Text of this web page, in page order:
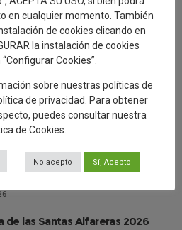
en la segunda ruta
“El Viaje del Barro.
creación de la cerámica
de las Santas Alfareras 2026
en cualquier momento. También
de cookies clicando en
la instalación de cookies
Cookies”.
sobre nuestras políticas de
de privacidad. Para obtener
puedes consultar nuestra
de Cookies.
No acepto Sí, Acepto